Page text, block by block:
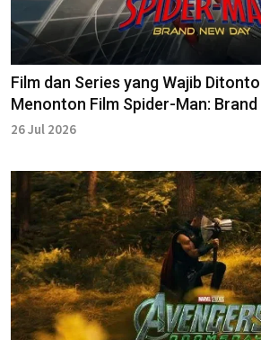
Film dan Series yang Wajib
Menonton Film Spider-Man: Brand
26 Jul 2026